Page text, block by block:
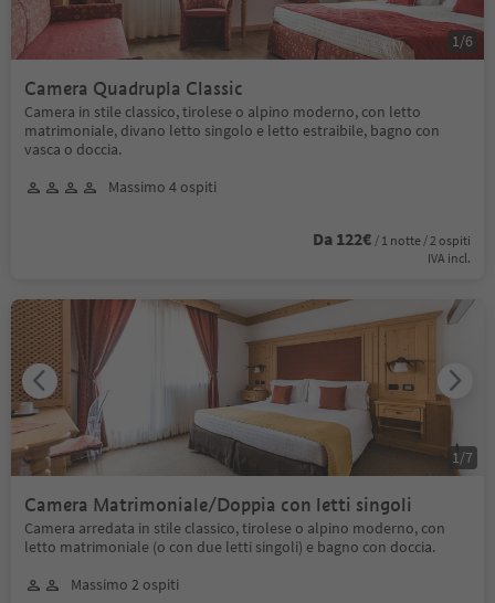
Camera Quadrupla Classic
Camera in stile classico, tirolese o alpino moderno, con letto
matrimoniale, divano letto singolo e letto estraibile, bagno con
vasca o doccia.
Massimo 4 ospiti
Da 122€ / 1 notte / 2 ospiti
IVA incl.
1/6
Camera Matrimoniale/Doppia con letti singoli
Camera arredata in stile classico, tirolese o alpino moderno, con
letto matrimoniale (o con due letti singoli) e bagno con doccia.
Massimo 2 ospiti
1/7